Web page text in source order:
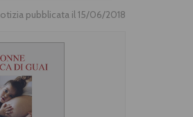
pubblicata il 15/06/2018